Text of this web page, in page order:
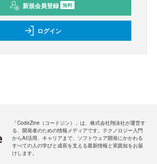
新規会員登録 無料
ログイン
「CodeZine（コードジン）」は、株式会社翔泳社が運営す
る、開発者のための情報メディアです。テクノロジー入門
からAI活用、キャリアまで、ソフトウェア開発にかかわる
すべての人の学びと成長を支える最新情報と実践知をお届
けします。